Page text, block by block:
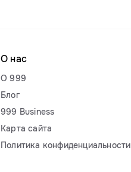
О нас
О 999
Блог
999 Business
Карта сайта
Политика конфиденциальности